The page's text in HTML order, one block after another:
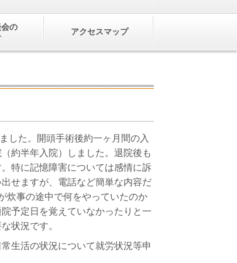
の
アクセスマップ
した。開頭手術後約一ヶ月間の入
約半年入院）しました。退院後も
特に記憶障害については感情に訴
せますが、電話など簡単な内容だ
炊事の途中で何をやっていたのか
予定日を覚えていなかったりと一
状況です。
生活の状況について就労状況等申